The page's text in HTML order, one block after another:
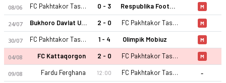
08/06 FC Pakhtakor Tashkent II 0 - 3 Respublika Football Academy M
24/07 Bukhoro Davlat Universiteti 2 - 0 FC Pakhtakor Tashkent II M
30/07 FC Pakhtakor Tashkent II 1 - 4 Olimpik Mobiuz M
04/08 FC Kattaqorgon 2 - 0 FC Pakhtakor Tashkent II M
09/08 Fardu Ferghana 12:00 FC Pakhtakor Tashkent II -